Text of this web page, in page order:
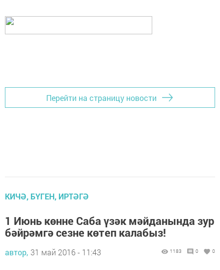
Перейти на страницу новости
КИЧӘ, БҮГЕН, ИРТӘГӘ
1 Июнь көнне Саба үзәк мәйданында зур
бәйрәмгә сезне көтеп калабыз!
автор, 31 май 2016 - 11:43 1183 0 0